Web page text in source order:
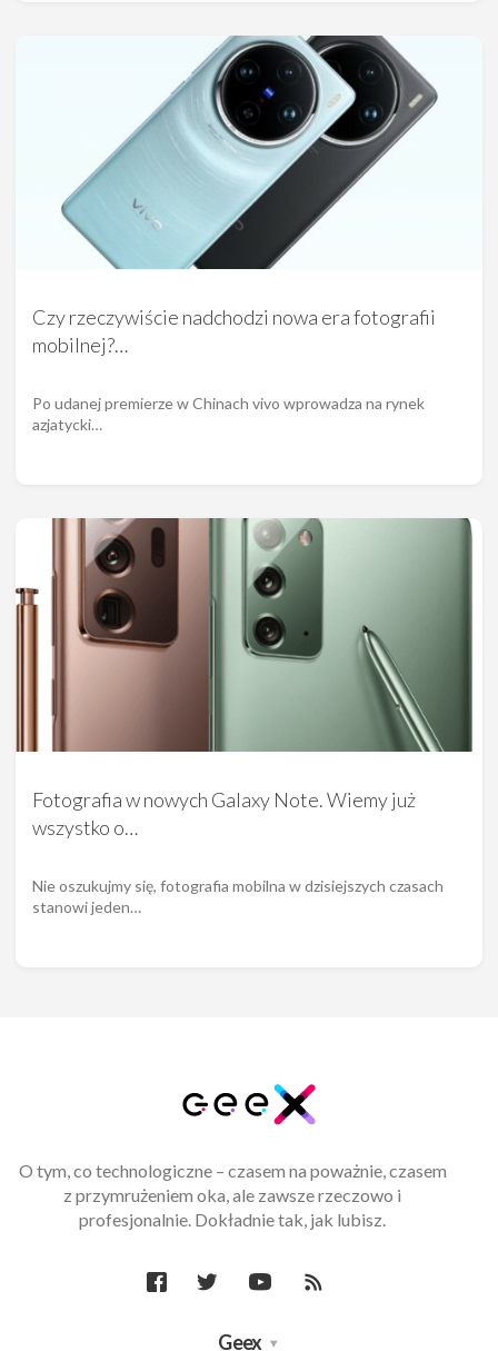
Czy rzeczywiście nadchodzi nowa era fotografii
mobilnej?…
Po udanej premierze w Chinach vivo wprowadza na rynek
azjatycki…
Fotografia w nowych Galaxy Note. Wiemy już
wszystko o…
Nie oszukujmy się, fotografia mobilna w dzisiejszych czasach
stanowi jeden…
O tym, co technologiczne – czasem na poważnie, czasem
z przymrużeniem oka, ale zawsze rzeczowo i
profesjonalnie. Dokładnie tak, jak lubisz.
Geex